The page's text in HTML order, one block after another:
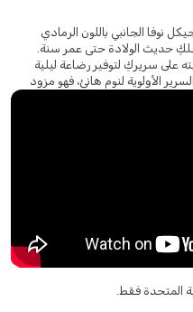
نوفا الجانبي باللون الرمادي
حديث الولادة حتى عمر سنة.
على سريركِ لتوفير رضاعة ليلية
الأولوية لنوم هانئ، فهو مزود
المتحدة فقط.